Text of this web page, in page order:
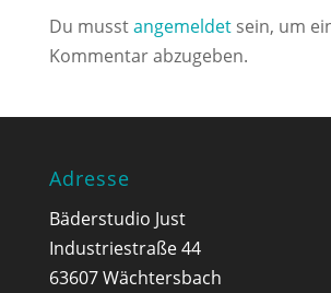
Du musstangemeldetsein, um
Kommentar abzugeben.
Adresse
Bäderstudio Just
Industriestraße 44
63607 Wächtersbach